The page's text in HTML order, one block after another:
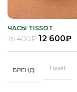
Часы
РЕМЕНЬ
ЧАСЫ TISSOT
15 400₽ 12 600₽
БРЕНД Tissot